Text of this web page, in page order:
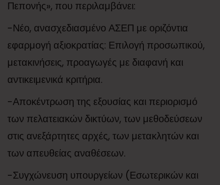
Πεπονής», που περιλαμβάνει:
-Νέο, ανασχεδιασμένο ΑΣΕΠ με οριζόντια
εφαρμογή αξιοκρατίας: Επιλογή προσωπικού,
μετακινήσεις, προαγωγές με διαφανή και
αντικειμενικά κριτήρια.
-Αποκέντρωση της εξουσίας και περιορισμό
των πελατειακών δικτύων, των μεθοδεύσεων
στις ανεξάρτητες αρχές, των μετακλητών και
των απευθείας αναθέσεων.
-Συγχώνευση υπουργείων (Εσωτερικών και